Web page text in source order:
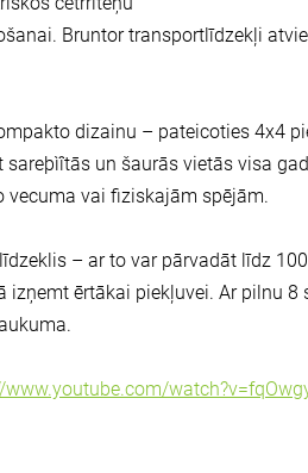
Bruntor transportlīdzekļi
dizainu – pateicoties 4x4
un šaurās vietās visa
vecuma vai fiziskajām spējām.
– ar to var pārvadāt līdz
ērtākai piekļuvei. Ar pilnu
www.youtube.com/